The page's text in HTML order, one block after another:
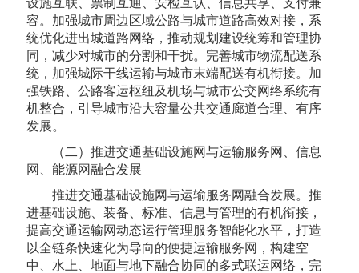
设施互联、票制互通、安检互认、信息共享、支付兼
容。加强城市周边区域公路与城市道路高效对接，系
统优化进出城道路网络，推动规划建设统筹和管理协
同，减少对城市的分割和干扰。完善城市物流配送系
统，加强城际干线运输与城市末端配送有机衔接。加
强铁路、公路客运枢纽及机场与城市公交网络系统有
机整合，引导城市沿大容量公共交通廊道合理、有序
发展。
（二）推进交通基础设施网与运输服务网、信息
网、能源网融合发展
推进交通基础设施网与运输服务网融合发展。推
进基础设施、装备、标准、信息与管理的有机衔接，
提高交通运输网动态运行管理服务智能化水平，打造
以全链条快速化为导向的便捷运输服务网，构建空
中、水上、地面与地下融合协同的多式联运网络，完